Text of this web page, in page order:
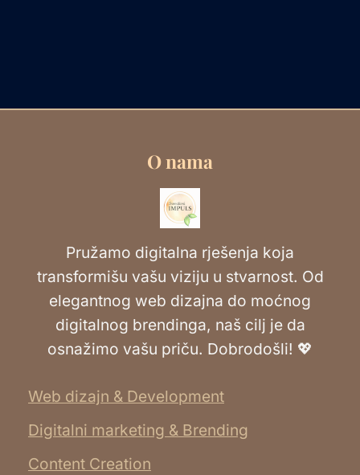
O nama
Pružamo digitalna rješenja koja
transformišu vašu viziju u stvarnost. Od
elegantnog web dizajna do moćnog
digitalnog brendinga, naš cilj je da
osnažimo vašu priču. Dobrodošli! 💖
Web dizajn & Development
Digitalni marketing & Brending
Content Creation